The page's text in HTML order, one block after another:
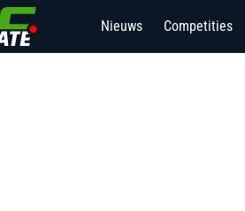
Nieuws Competities